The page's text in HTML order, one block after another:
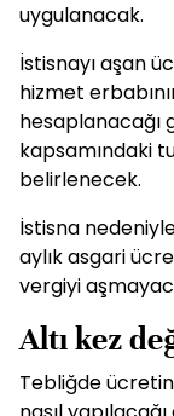
uygulanacak.
İstisnayı aşan
hizmet
hesaplanacağı
kapsamındaki
belirlenecek.
İstisna
aylık asgari
vergiyi
Altı kez
Tebliğde